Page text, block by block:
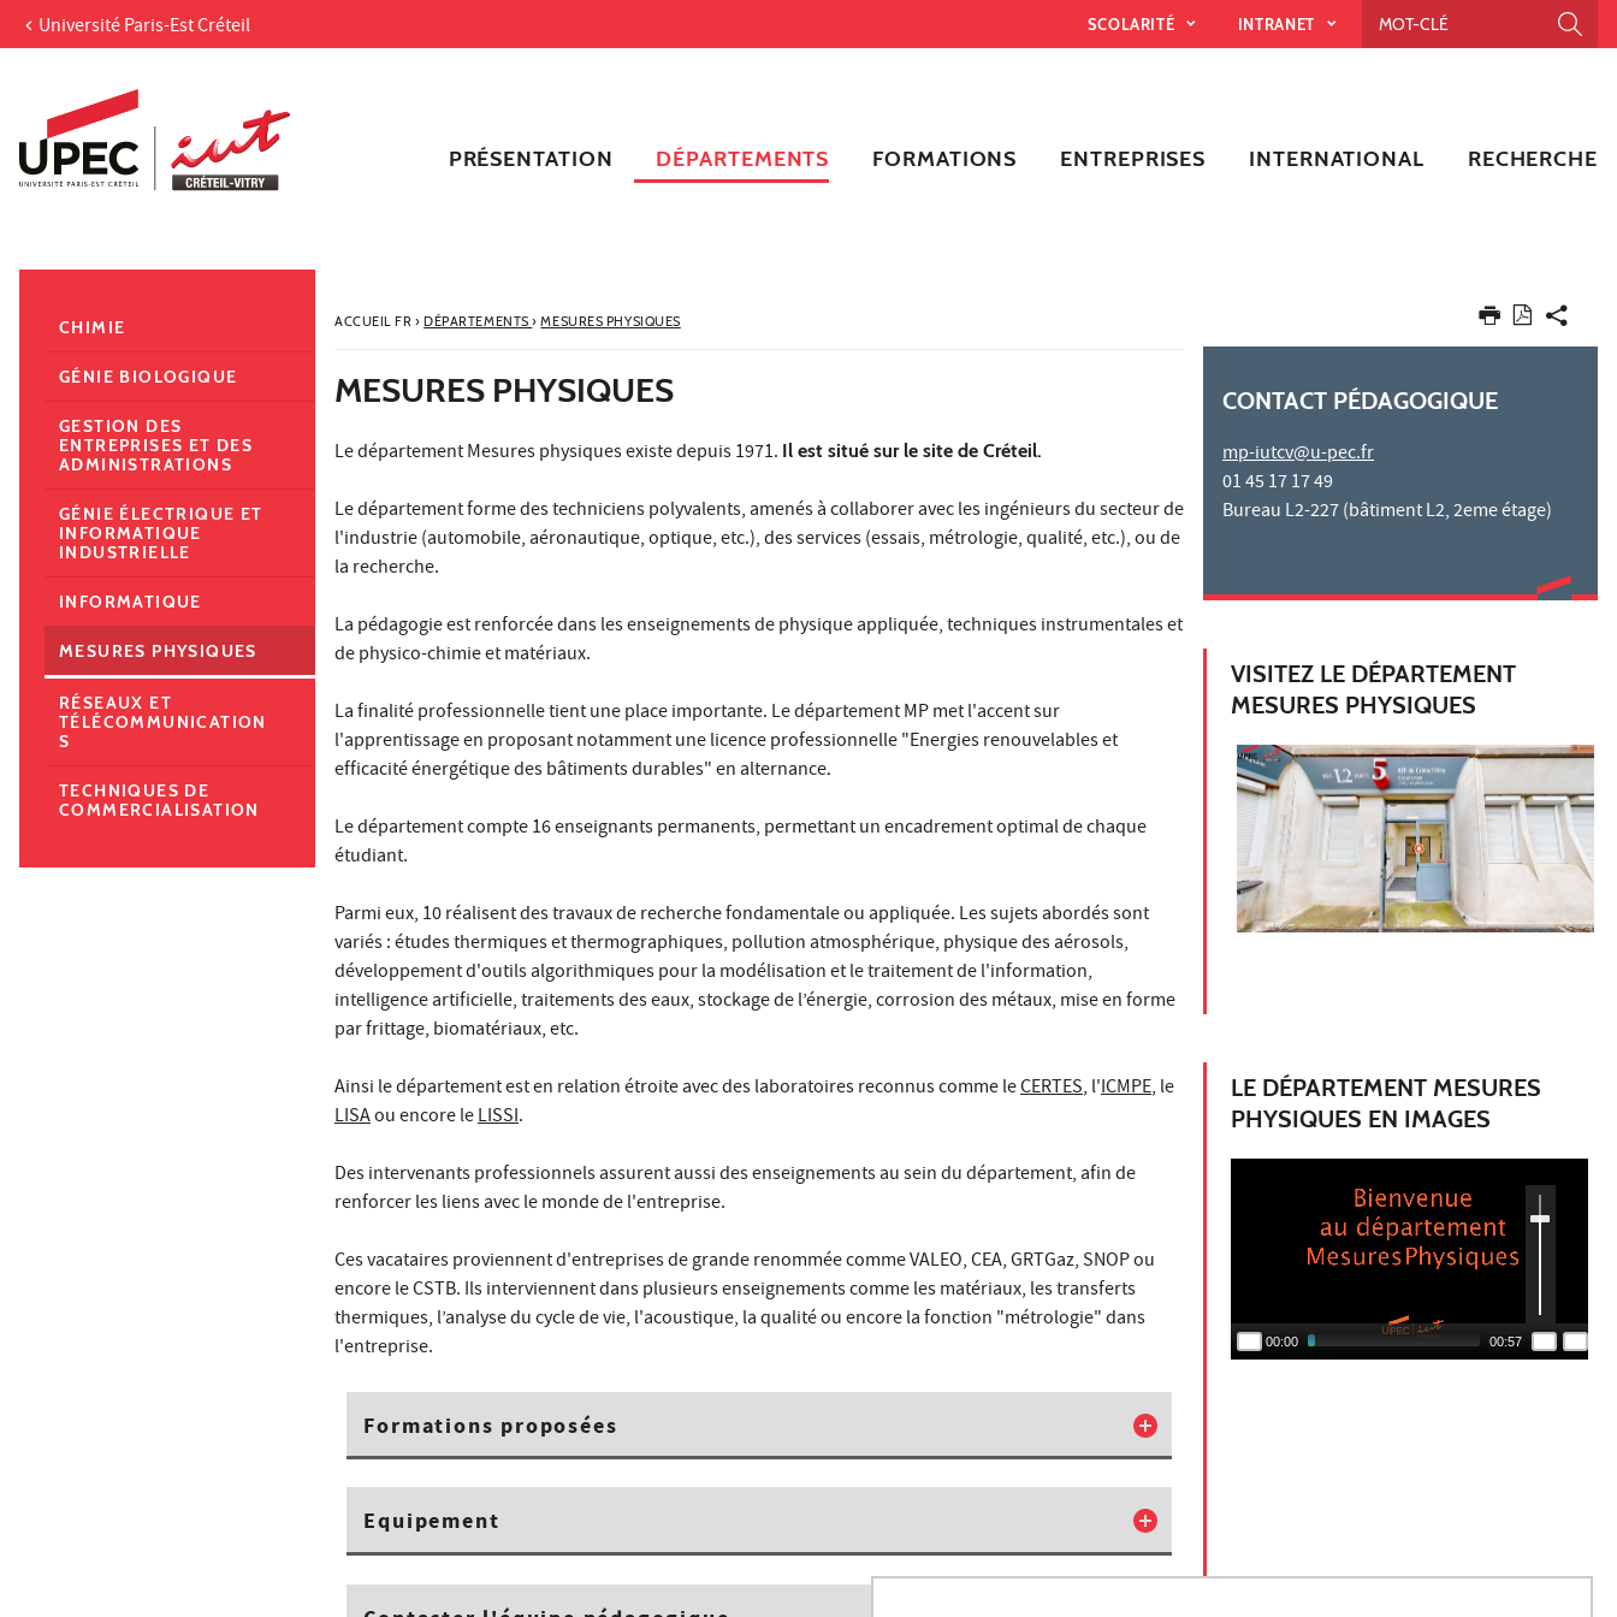
Aller au contenu
Accès directs
Recherche
Navigation secondaire
Université Paris-Est Créteil SCOLARITÉ INTRANET
PRÉSENTATION DÉPARTEMENTS FORMATIONS ENTREPRISES INTERNATIONAL RECHERCHE
ACCUEIL FR› DÉPARTEMENTS› MESURES PHYSIQUES
MESURES PHYSIQUES
Le département Mesures physiques existe depuis 1971. Il est situé sur le site de Créteil.
Le département forme des techniciens polyvalents, amenés à collaborer avec les ingénieurs du secteur de
l'industrie (automobile, aéronautique, optique, etc.), des services (essais, métrologie, qualité, etc.), ou de
la recherche.
La pédagogie est renforcée dans les enseignements de physique appliquée, techniques instrumentales et
de physico-chimie et matériaux.
La finalité professionnelle tient une place importante. Le département MP met l'accent sur
l'apprentissage en proposant notamment une licence professionnelle "Energies renouvelables et
efficacité énergétique des bâtiments durables" en alternance.
Le département compte 16 enseignants permanents, permettant un encadrement optimal de chaque
étudiant.
Parmi eux, 10 réalisent des travaux de recherche fondamentale ou appliquée. Les sujets abordés sont
variés : études thermiques et thermographiques, pollution atmosphérique, physique des aérosols,
développement d'outils algorithmiques pour la modélisation et le traitement de l'information,
intelligence artificielle, traitements des eaux, stockage de l’énergie, corrosion des métaux, mise en forme
par frittage, biomatériaux, etc.
Ainsi le département est en relation étroite avec des laboratoires reconnus comme leCERTES, l'ICMPE, le
LISAou encore leLISSI.
Des intervenants professionnels assurent aussi des enseignements au sein du département, afin de
renforcer les liens avec le monde de l'entreprise.
Ces vacataires proviennent d'entreprises de grande renommée comme VALEO, CEA, GRTGaz, SNOP ou
encore le CSTB. Ils interviennent dans plusieurs enseignements comme les matériaux, les transferts
thermiques, l’analyse du cycle de vie, l'acoustique, la qualité ou encore la fonction "métrologie" dans
l'entreprise.
Formations proposées
Equipement
CONTACT PÉDAGOGIQUE
mp-iutcv@u-pec.fr
01 45 17 17 49
Bureau L2-227 (bâtiment L2, 2eme étage)
VISITEZ LE DÉPARTEMENT
MESURES PHYSIQUES
LE DÉPARTEMENT MESURES
PHYSIQUES EN IMAGES
00:00 00:57
CHIMIE
GÉNIE BIOLOGIQUE
GESTION DES
ENTREPRISES ET DES
ADMINISTRATIONS
GÉNIE ÉLECTRIQUE ET
INFORMATIQUE
INDUSTRIELLE
INFORMATIQUE
MESURES PHYSIQUES
RÉSEAUX ET
TÉLÉCOMMUNICATION
S
TECHNIQUES DE
COMMERCIALISATION